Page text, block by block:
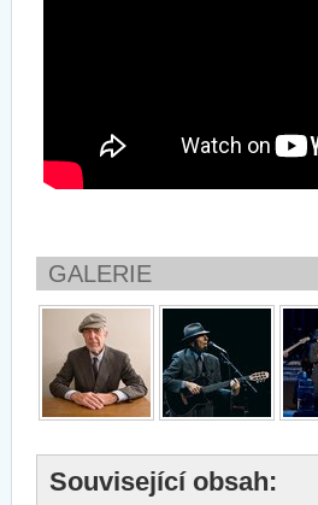
GALERIE
Související obsah: